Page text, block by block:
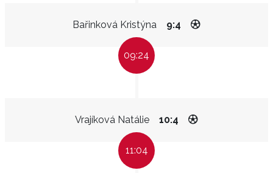
Bařinková Kristýna 9:4
09:24
Vrajíková Natálie 10:4
11:04